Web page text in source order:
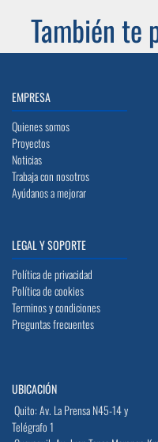
También te
EMPRESA
Quienes somos
Proyectos
Noticias
Trabaja con nosotros
Ayúdanos a mejorar
LEGAL Y SOPORTE
Política de privacidad
Política de cookies
Terminos y condiciones
Preguntas frecuentes
UBICACIÓN
Quito: Av. La Prensa N45-14 y
Telégrafo 1